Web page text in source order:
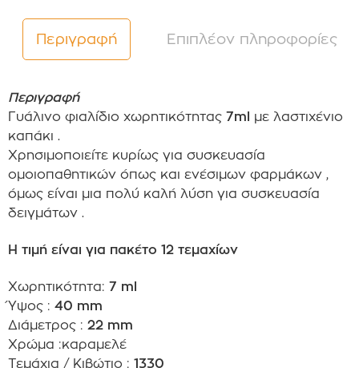
Περιγραφή Επιπλέον πληροφορίες
Περιγραφή
Γυάλινο φιαλίδιο χωρητικότητας 7ml
με λαστιχένιο
καπάκι .
Χρησιμοποιείτε κυρίως για συσκευασία
ομοιοπαθητικών όπως και ενέσιμων φαρμάκων ,
όμως είναι μια πολύ καλή λύση για συσκευασία
δειγμάτων .
Η τιμή είναι για πακέτο 12 τεμαχίων
Χωρητικότητα: 7 ml
Ύψος : 40 mm
Διάμετρος : 22 mm
Χρώμα :καραμελέ
Τεμάχια / Κιβώτιο : 1330